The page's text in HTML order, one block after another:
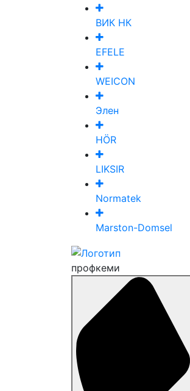
ВИК НК
EFELE
WEICON
Элен
HÖR
LIKSIR
Normatek
Marston-Domsel
профкеми